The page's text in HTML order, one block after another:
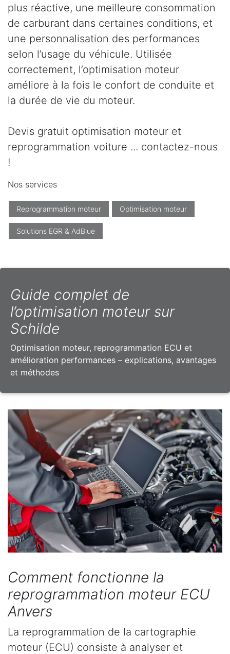
plus réactive, une meilleure consommation
de carburant dans certaines conditions, et
une personnalisation des performances
selon l’usage du véhicule. Utilisée
correctement, l’optimisation moteur
améliore à la fois le confort de conduite et
la durée de vie du moteur.
Devis gratuit optimisation moteur et
reprogrammation voiture ... contactez-nous
!
Nos services
Reprogrammation moteur Optimisation moteur
Solutions EGR & AdBlue
Guide complet de
l’optimisation moteur sur
Schilde
Optimisation moteur, reprogrammation ECU et
amélioration performances – explications, avantages
et méthodes
Comment fonctionne la
reprogrammation moteur ECU
Anvers
La reprogrammation de la cartographie
moteur (ECU) consiste à analyser et